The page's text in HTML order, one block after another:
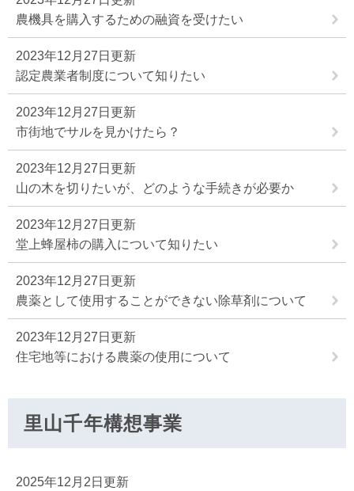
農機具を購入するための融資を受けたい
2023年12月27日更新
認定農業者制度について知りたい
2023年12月27日更新
市街地でサルを見かけたら？
2023年12月27日更新
山の木を切りたいが、どのような手続きが必要か
2023年12月27日更新
堂上蜂屋柿の購入について知りたい
2023年12月27日更新
農薬として使用することができない除草剤について
2023年12月27日更新
住宅地等における農薬の使用について
里山千年構想事業
2025年12月2日更新